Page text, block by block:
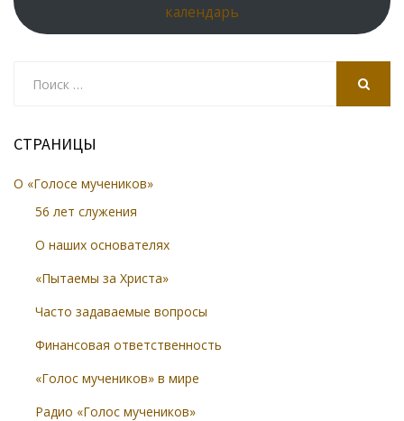
календарь
СТРАНИЦЫ
О «Голосе мучеников»
56 лет служения
О наших основателях
«Пытаемы за Христа»
Часто задаваемые вопросы
Финансовая ответственность
«Голос мучеников» в мире
Радио «Голос мучеников»